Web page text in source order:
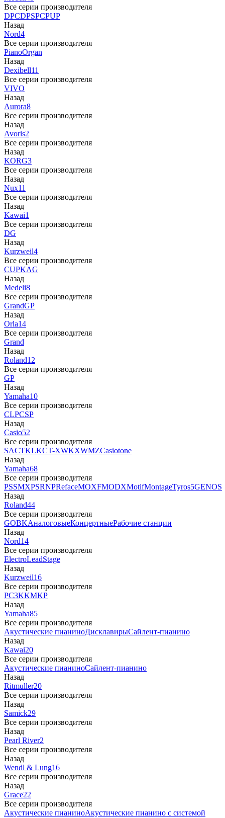
Все серии производителя
DPCDPSPCPUP
Назад
Nord4
Все серии производителя
PianoOrgan
Назад
Dexibell11
Все серии производителя
VIVO
Назад
Aurora8
Все серии производителя
Назад
Avoris2
Все серии производителя
Назад
KORG3
Все серии производителя
Назад
Nux11
Все серии производителя
Назад
Kawai1
Все серии производителя
DG
Назад
Kurzweil4
Все серии производителя
CUPKAG
Назад
Medeli8
Все серии производителя
GrandGP
Назад
Orla14
Все серии производителя
Grand
Назад
Roland12
Все серии производителя
GP
Назад
Yamaha10
Все серии производителя
CLPCSP
Назад
Casio52
Все серии производителя
SACTKLKCT-XWKXWMZCasiotone
Назад
Yamaha68
Все серии производителя
PSSMXPSRNPRefaceMOXFMODXMotifMontageTyros5GENOS
Назад
Roland44
Все серии производителя
GOBKАналоговыеКонцертныеРабочие станции
Назад
Nord14
Все серии производителя
ElectroLeadStage
Назад
Kurzweil16
Все серии производителя
PC3KKMKP
Назад
Yamaha85
Все серии производителя
Акустические пианиноДисклавирыСайлент-пианино
Назад
Kawai20
Все серии производителя
Акустические пианиноСайлент-пианино
Назад
Ritmuller20
Все серии производителя
Назад
Samick29
Все серии производителя
Назад
Pearl River2
Все серии производителя
Назад
Wendl & Lung16
Все серии производителя
Назад
Grace22
Все серии производителя
Акустические пианиноАкустические пианино с системой